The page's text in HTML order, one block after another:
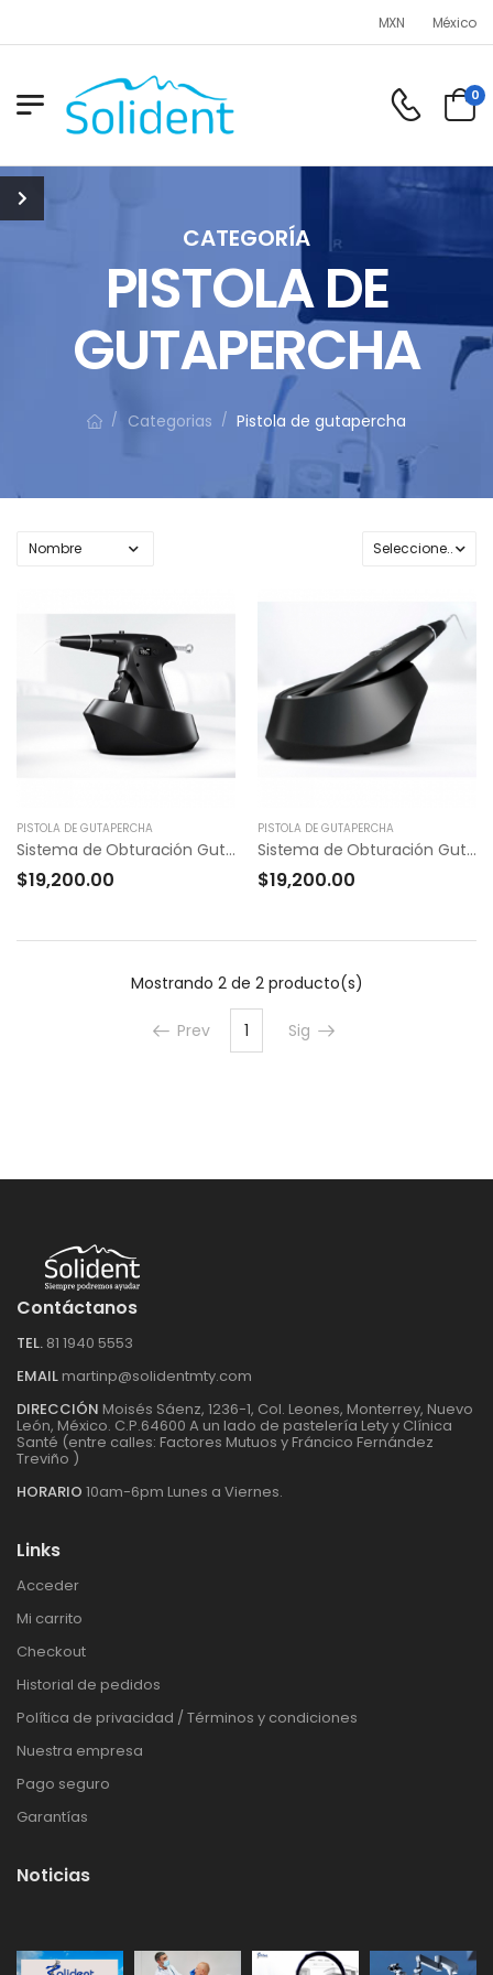
MXN México
0
CATEGORÍA
PISTOLA DE
GUTAPERCHA
/ Categorias / Pistola de gutapercha
PISTOLA DE GUTAPERCHA
Sistema de Obturación Gutta Percha FI-G
$19,200.00
PISTOLA DE GUTAPERCHA
Sistema de Obturación Gutta Percha Fi-P
$19,200.00
Mostrando 2 de 2 producto(s)
Prev 1(current)
Sig
Contáctanos
TEL. 81 1940 5553
EMAIL martinp@solidentmty.com
DIRECCIÓN Moisés Sáenz, 1236-1, Col. Leones, Monterrey, Nuevo
León, México. C.P.64600 A un lado de pastelería Lety y Clínica
Santé (entre calles: Factores Mutuos y Fráncico Fernández
Treviño )
HORARIO 10am-6pm Lunes a Viernes.
Links
Acceder
Mi carrito
Checkout
Historial de pedidos
Política de privacidad / Términos y condiciones
Nuestra empresa
Pago seguro
Garantías
Noticias